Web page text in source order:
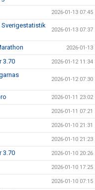
2026-01-13 07:45
Sverigestatistik
2026-01-13 07:37
2026-01-13
3.70 2026-01-12 11:34
2026-01-12 07:30
2026-01-11 23:02
2026-01-11 07:21
2026-01-10 21:31
2026-01-10 21:23
3.70 2026-01-10 20:26
2026-01-10 17:25
2026-01-10 07:15